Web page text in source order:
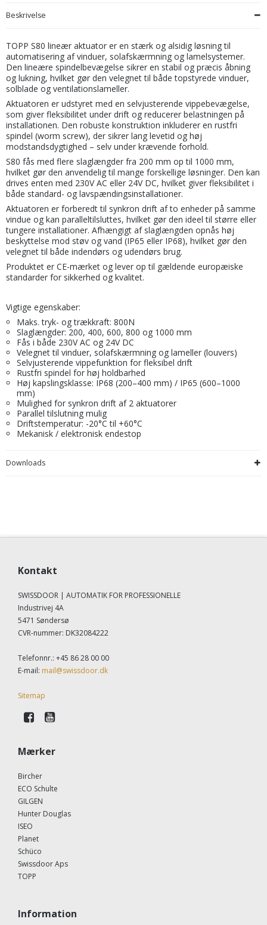
Beskrivelse
TOPP S80 lineær aktuator er en stærk og alsidig løsning til
automatisering af vinduer, solafskærmning og lamelsystemer.
Den lineære spindelbevægelse sikrer en stabil og præcis åbning
og lukning, hvilket gør den velegnet til både topstyrede vinduer,
solblade og ventilationslameller.
Aktuatoren er udstyret med en selvjusterende vippebevægelse,
som giver fleksibilitet under drift og reducerer belastningen på
installationen. Den robuste konstruktion inkluderer en rustfri
spindel (worm screw), der sikrer lang levetid og høj
modstandsdygtighed – selv under krævende forhold.
S80 fås med flere slaglængder fra 200 mm op til 1000 mm,
hvilket gør den anvendelig til mange forskellige løsninger. Den kan
drives enten med 230V AC eller 24V DC, hvilket giver fleksibilitet i
både standard- og lavspændingsinstallationer.
Aktuatoren er forberedt til synkron drift af to enheder på samme
vindue og kan paralleltilsluttes, hvilket gør den ideel til større eller
tungere installationer. Afhængigt af slaglængden opnås høj
beskyttelse mod støv og vand (IP65 eller IP68), hvilket gør den
velegnet til både indendørs og udendørs brug.
Produktet er CE-mærket og lever op til gældende europæiske
standarder for sikkerhed og kvalitet.
Vigtige egenskaber:
Maks. tryk- og trækkraft: 800N
Slaglængder: 200, 400, 600, 800 og 1000 mm
Fås i både 230V AC og 24V DC
Velegnet til vinduer, solafskærmning og lameller (louvers)
Selvjusterende vippefunktion for fleksibel drift
Rustfri spindel for høj holdbarhed
Høj kapslingsklasse: IP68 (200–400 mm) / IP65 (600–1000
mm)
Mulighed for synkron drift af 2 aktuatorer
Parallel tilslutning mulig
Driftstemperatur: -20°C til +60°C
Mekanisk / elektronisk endestop
Downloads
Kontakt
SWISSDOOR | AUTOMATIK FOR PROFESSIONELLE
Industrivej 4A
5471 Søndersø
CVR-nummer: DK32084222
Telefonnr.: +45 86 28 00 00
E-mail: mail@swissdoor.dk
Sitemap
Mærker
Bircher
ECO Schulte
GILGEN
Hunter Douglas
ISEO
Planet
Schüco
Swissdoor Aps
TOPP
Information